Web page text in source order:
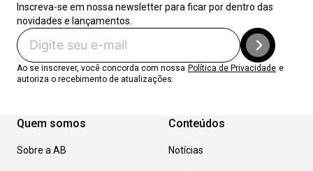
Inscreva-se em nossa newsletter para ficar por dentro das
novidades e lançamentos.
Ao se inscrever, você concorda com nossa Política de Privacidade e
autoriza o recebimento de atualizações.
Quem somos
Sobre a AB
Conteúdos
Notícias